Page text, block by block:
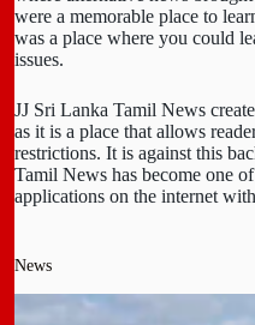
were a memorable place to
was a place where you could
issues.
JJ Sri Lanka Tamil News
as it is a place that allows
restrictions. It is against this
Tamil News has become one
applications on the internet
News